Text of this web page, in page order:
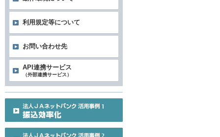
利用規定等について
お問い合わせ先
API連携サービス
（外部連携サービス）